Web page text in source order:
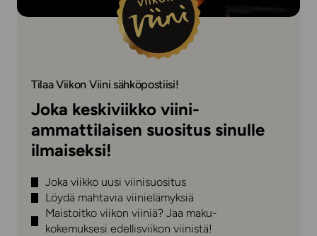
Tilaa Viikon Viini sähköpostiisi!
Joka keskiviikko viini-
ammattilaisen suositus sinulle
ilmaiseksi!
Joka viikko uusi viinisuositus
Löydä mahtavia viinielämyksiä
Maistoitko viikon viiniä? Jaa maku-
kokemuksesi edellisviikon viinistä!